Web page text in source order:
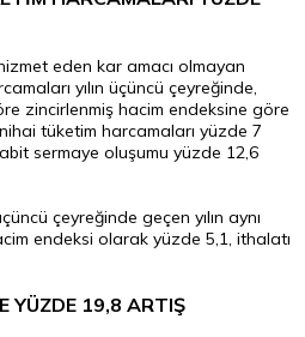
eden kar amacı olmayan
yılın üçüncü çeyreğinde,
zincirlenmiş hacim endeksine göre
tüketim harcamaları yüzde 7
sermaye oluşumu yüzde 12,6
çeyreğinde geçen yılın aynı
endeksi olarak yüzde 5,1, ithalatı
YÜZDE 19,8 ARTIŞ